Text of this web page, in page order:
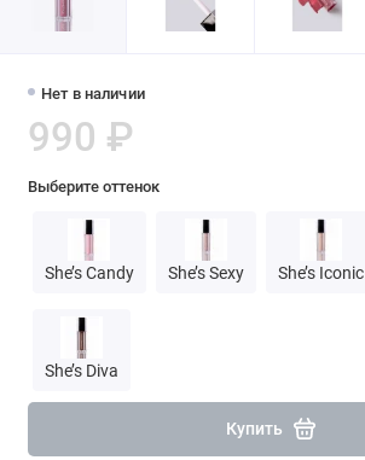
Нет в наличии
990 ₽
Выберите оттенок
She’s Candy She’s Sexy She’s Iconic
She’s Diva
Купить